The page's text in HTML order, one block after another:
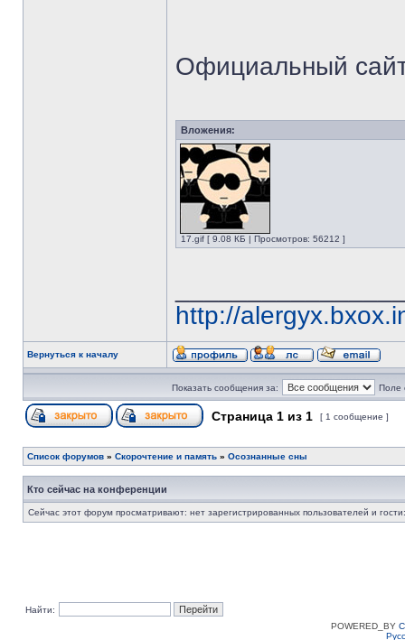
Официальный
Вложения:
17.gif [ 9.08 КБ | Просмотров: 56212 ]
http://
Вернуться к началу
Показать сообщения за: Поле
Страница 1 из 1 [ 1 сообщение ]
Список форумов » Скорочтение и память » Осознанные сны
Кто сейчас на конференции
Сейчас этот форум просматривают: нет зарегистрированных пользователей и
Найти:
POWERED_BY